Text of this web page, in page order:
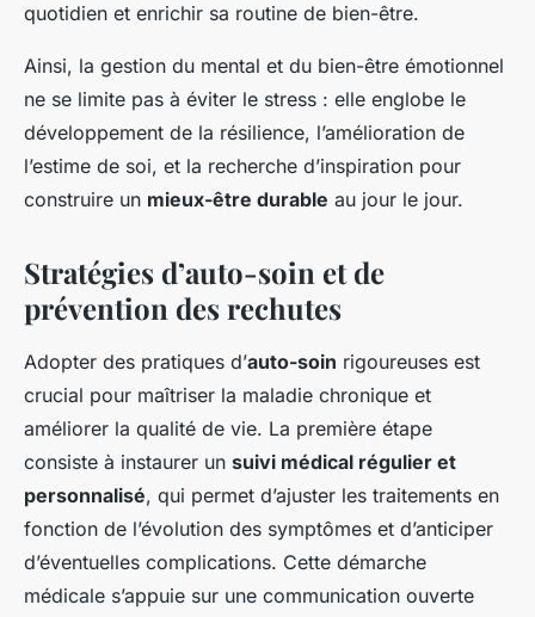
quotidien et enrichir sa routine de bien-être.
Ainsi, la gestion du mental et du bien-être émotionnel
ne se limite pas à éviter le stress : elle englobe le
développement de la résilience, l’amélioration de
l’estime de soi, et la recherche d’inspiration pour
construire un mieux-être durable au jour le jour.
Stratégies d’auto-soin et de
prévention des rechutes
Adopter des pratiques d’auto-soin rigoureuses est
crucial pour maîtriser la maladie chronique et
améliorer la qualité de vie. La première étape
consiste à instaurer un suivi médical régulier et
personnalisé, qui permet d’ajuster les traitements en
fonction de l’évolution des symptômes et d’anticiper
d’éventuelles complications. Cette démarche
médicale s’appuie sur une communication ouverte